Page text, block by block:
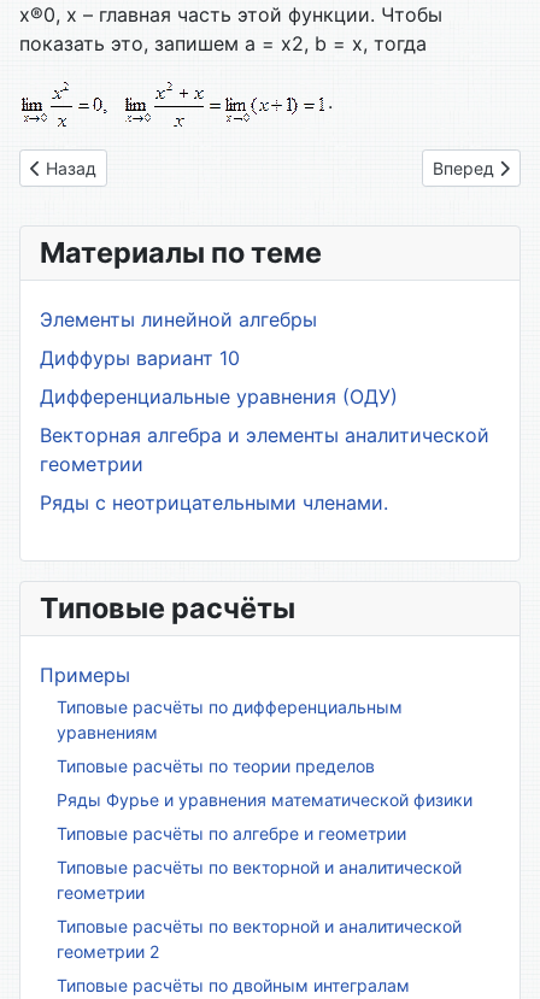
х®0, х – главная часть этой функции. Чтобы
показать это, запишем a = х2, b = х, тогда
.
Предыдущий: 86. Сравнение бесконечно малых функций
Назад Следующий:
Вперед
Материалы по теме
Элементы линейной алгебры
Диффуры вариант 10
Дифференциальные уравнения (ОДУ)
Векторная алгебра и элементы аналитической
геометрии
Ряды с неотрицательными членами.
Типовые расчёты
Примеры
Типовые расчёты по дифференциальным
уравнениям
Типовые расчёты по теории пределов
Ряды Фурье и уравнения математической физики
Типовые расчёты по алгебре и геометрии
Типовые расчёты по векторной и аналитической
геометрии
Типовые расчёты по векторной и аналитической
геометрии 2
Типовые расчёты по двойным интегралам